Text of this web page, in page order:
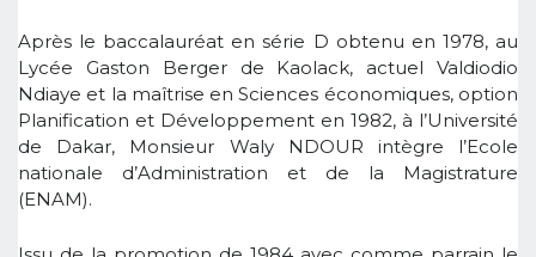
Après le baccalauréat en série D obtenu en 1978, au
Lycée Gaston Berger de Kaolack, actuel Valdiodio
Ndiaye et la maîtrise en Sciences économiques, option
Planification et Développement en 1982, à l’Université
de Dakar, Monsieur Waly NDOUR intègre l’Ecole
nationale d’Administration et de la Magistrature
(ENAM).